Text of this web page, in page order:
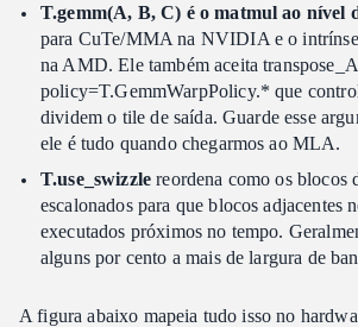
T.gemm(A, B, C) é o matmul ao nível
para CuTe/MMA na NVIDIA e o
na AMD. Ele também aceita
policy=T.GemmWarpPolicy.* que
dividem o tile de saída. Guarde esse
ele é tudo quando chegarmos ao MLA.
T.use_swizzle reordena como os blocos
escalonados para que blocos adjacentes
executados próximos no tempo.
alguns por cento a mais de largura de
A figura abaixo mapeia tudo isso no